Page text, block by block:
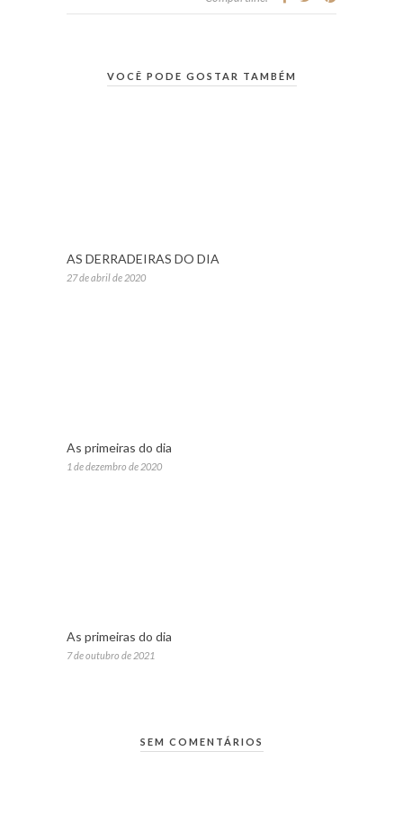
VOCÊ PODE GOSTAR TAMBÉM
AS DERRADEIRAS DO DIA
27 de abril de 2020
As primeiras do dia
1 de dezembro de 2020
As primeiras do dia
7 de outubro de 2021
SEM COMENTÁRIOS